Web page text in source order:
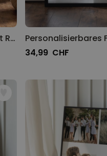
Personalisierbares Poster mit Regeln
34,99 CHF